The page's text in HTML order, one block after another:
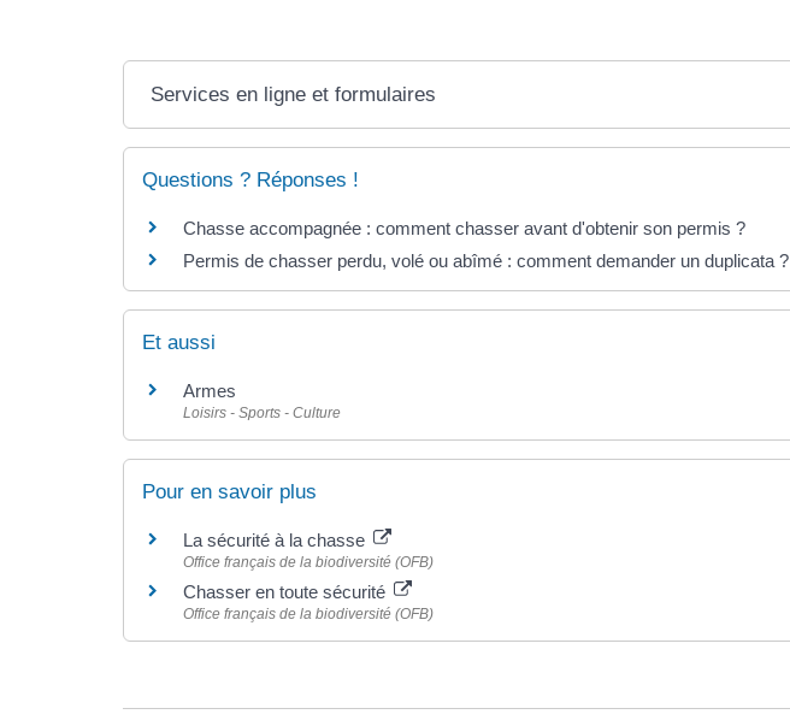
Services en ligne et formulaires
Questions ? Réponses !
Chasse accompagnée : comment chasser avant d'obtenir son permis ?
Permis de chasser perdu, volé ou abîmé : comment demander un duplicata ?
Et aussi
Armes
Loisirs - Sports - Culture
Pour en savoir plus
La sécurité à la chasse
Office français de la biodiversité (OFB)
Chasser en toute sécurité
Office français de la biodiversité (OFB)